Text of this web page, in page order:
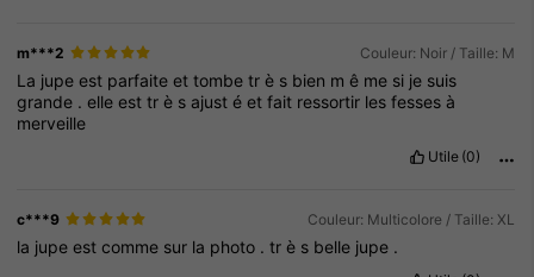
m***2 Couleur: Noir / Taille: M
La jupeest parfaiteettombetrè s bien mê me si je suis
grande .elleesttrè s ajustéetfait ressortir lesfesses à
merveille
Utile (0)
c***9 Couleur: Multicolore / Taille: XL
la jupeestcomme sur la photo .trè s belle jupe .